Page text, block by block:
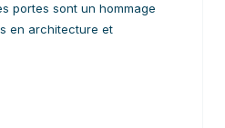
portes sont un hommage
en architecture et